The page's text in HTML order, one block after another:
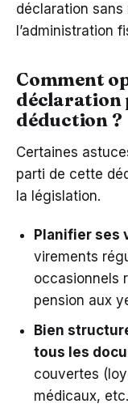
déclaration
l’administration
Comment
déclaration
déduction ?
Certaines
parti de cette
la législation.
Planifier ses
virements
occasionnels
pension aux
Bien
tous les
couvertes
médicaux,